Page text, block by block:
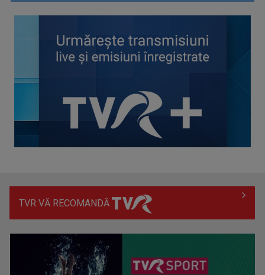
Efectul Fjord. Cristian Mungiu ne învață matematic să
îndrăznim: „4,3,2,1… ...
Georgiana Bădescu, activistă în domeniul migrației (CRJ):
Mulți migranți ...